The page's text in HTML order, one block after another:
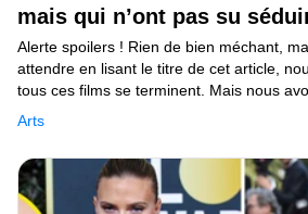
mais qui n’ont pas su
Arts
Alerte spoilers ! Rien de bien méchant,
attendre en lisant le titre de cet article,
tous ces films se terminent. Mais nous
de ne pas fournir trop de détails, pour ne
de découvrir les films de la liste que tu ne
De plus, nous avons choisi des projets
t’encourageons à les regarder pour te